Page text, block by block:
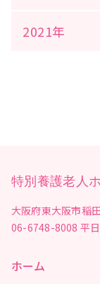
2021年
特別養護老人
大阪府東大阪市稲
06-6748-8008 平
ホーム